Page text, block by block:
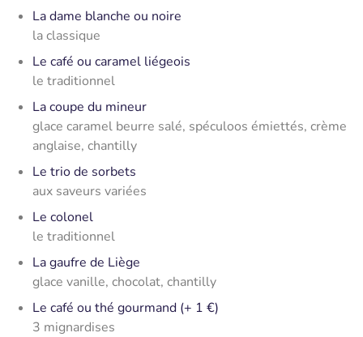
La dame blanche ou noire
la classique
Le café ou caramel liégeois
le traditionnel
La coupe du mineur
glace caramel beurre salé, spéculoos émiettés, crème
anglaise, chantilly
Le trio de sorbets
aux saveurs variées
Le colonel
le traditionnel
La gaufre de Liège
glace vanille, chocolat, chantilly
Le café ou thé gourmand (+ 1 €)
3 mignardises